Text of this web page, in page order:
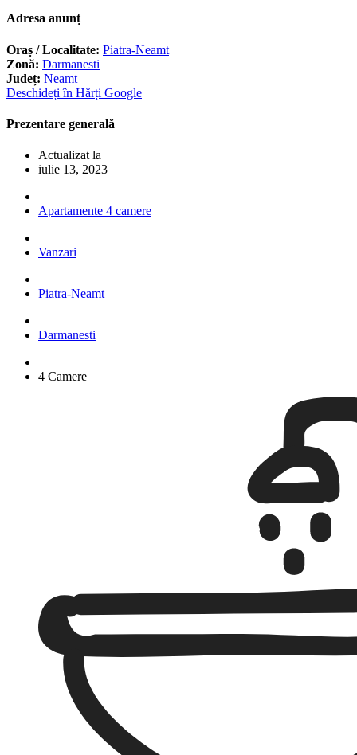
Adresa anunț
Oraș / Localitate: Piatra-Neamt
Zonă: Darmanesti
Județ: Neamt
Deschideți în Hărți Google
Prezentare generală
Actualizat la
iulie 13, 2023
Apartamente 4 camere
Vanzari
Piatra-Neamt
Darmanesti
4 Camere